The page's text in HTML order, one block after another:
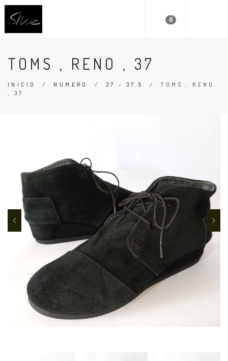
0
TOMS , RENO , 37
INICIO / NUMERO / 37 - 37,5 /TOMS , RENO
, 37